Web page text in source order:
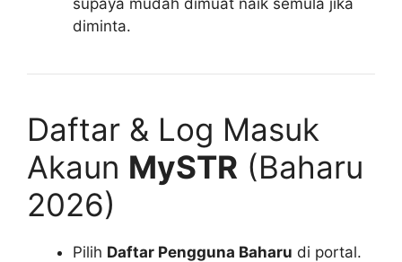
diminta.
Daftar & Log Masuk
Akaun MySTR (Baharu
2026)
Pilih Daftar Pengguna Baharu di portal.